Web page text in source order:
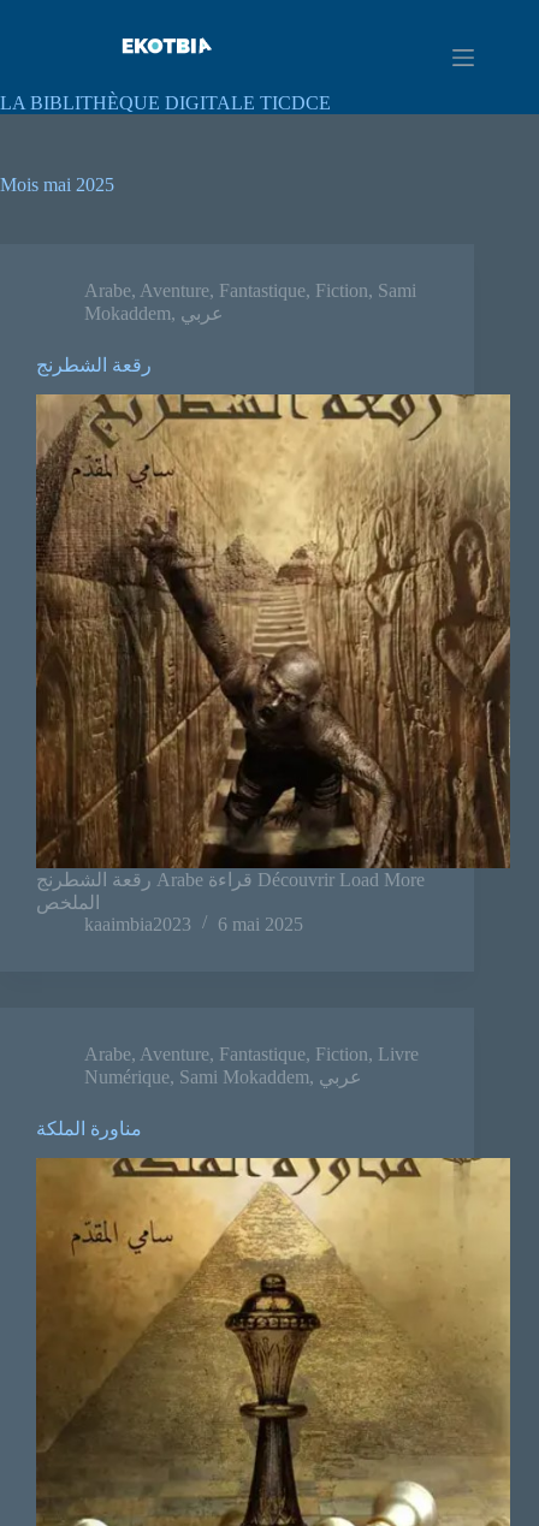
LA BIBLITHÈQUE DIGITALE TICDCE
Mois mai 2025
Arabe, Aventure, Fantastique, Fiction, Sami
Mokaddem, عربي
رقعة الشطرنج
رقعة الشطرنج Arabe قراءة Découvrir Load More
kaaimbia2023
6 mai 2025
Arabe, Aventure, Fantastique, Fiction, Livre
Numérique, Sami Mokaddem, عربي
مناورة الملكة